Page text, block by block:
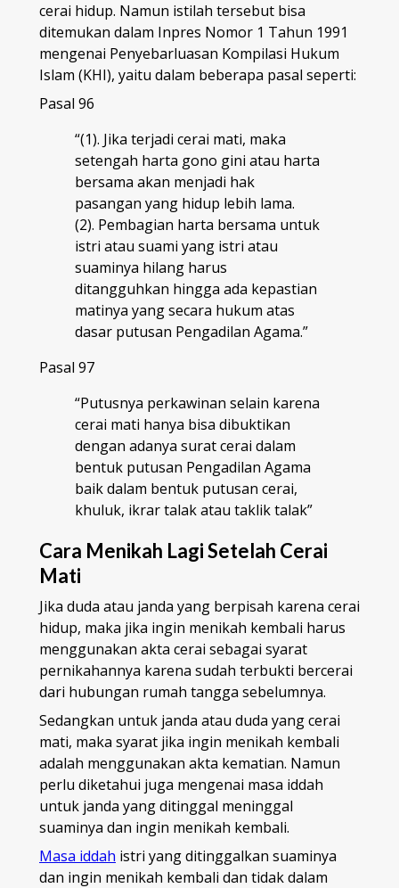
cerai hidup. Namun istilah tersebut bisa
ditemukan dalam Inpres Nomor 1 Tahun 1991
mengenai Penyebarluasan Kompilasi Hukum
Islam (KHI), yaitu dalam beberapa pasal seperti:
Pasal 96
“(1). Jika terjadi cerai mati, maka
setengah harta gono gini atau harta
bersama akan menjadi hak
pasangan yang hidup lebih lama.
(2). Pembagian harta bersama untuk
istri atau suami yang istri atau
suaminya hilang harus
ditangguhkan hingga ada kepastian
matinya yang secara hukum atas
dasar putusan Pengadilan Agama.”
Pasal 97
“Putusnya perkawinan selain karena
cerai mati hanya bisa dibuktikan
dengan adanya surat cerai dalam
bentuk putusan Pengadilan Agama
baik dalam bentuk putusan cerai,
khuluk, ikrar talak atau taklik talak”
Cara Menikah Lagi Setelah Cerai
Mati
Jika duda atau janda yang berpisah karena cerai
hidup, maka jika ingin menikah kembali harus
menggunakan akta cerai sebagai syarat
pernikahannya karena sudah terbukti bercerai
dari hubungan rumah tangga sebelumnya.
Sedangkan untuk janda atau duda yang cerai
mati, maka syarat jika ingin menikah kembali
adalah menggunakan akta kematian. Namun
perlu diketahui juga mengenai masa iddah
untuk janda yang ditinggal meninggal
suaminya dan ingin menikah kembali.
Masa iddah istri yang ditinggalkan suaminya
dan ingin menikah kembali dan tidak dalam